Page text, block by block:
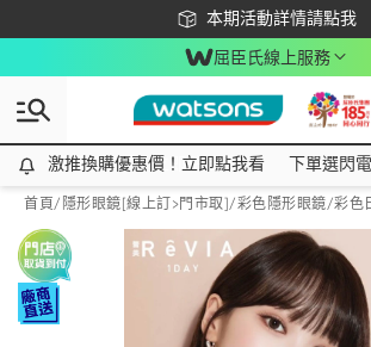
本期活動詳情請點我
下載app最高回饋$350
屈臣氏線上服務
激推換購優惠價！立即點我看
激推換購優惠價！立即點我看 下單選閃
首頁/ 隱形眼鏡[線上訂>門市取]/彩色隱形眼鏡/彩色